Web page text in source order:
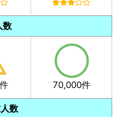
数
70,000件
数